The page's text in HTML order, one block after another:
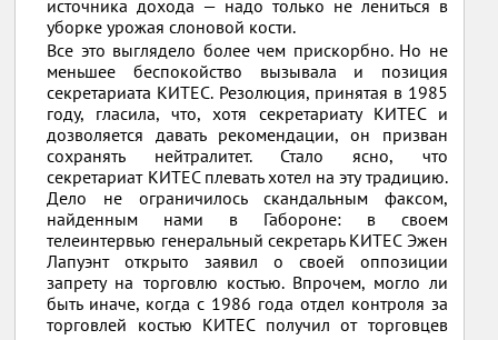
источника дохода — надо только не лениться в
уборке урожая слоновой кости.
Все это выглядело более чем прискорбно. Но не
меньшее беспокойство вызывала и позиция
секретариата КИТЕС. Резолюция, принятая в 1985
году, гласила, что, хотя секретариату КИТЕС и
дозволяется давать рекомендации, он призван
сохранять нейтралитет. Стало ясно, что
секретариат КИТЕС плевать хотел на эту традицию.
Дело не ограничилось скандальным факсом,
найденным нами в Габороне: в своем
телеинтервью генеральный секретарь КИТЕС Эжен
Лапуэнт открыто заявил о своей оппозиции
запрету на торговлю костью. Впрочем, могло ли
быть иначе, когда с 1986 года отдел контроля за
торговлей костью КИТЕС получил от торговцев